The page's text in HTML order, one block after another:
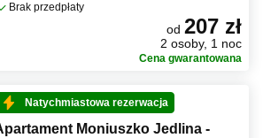
Brak przedpłaty
od 207 zł
2 osoby, 1 noc
Cena gwarantowana
Natychmiastowa rezerwacja
Moniuszko Jedlina -